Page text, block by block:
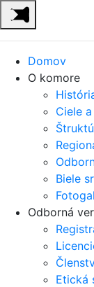
Domov
O komore
Ciele
Biele
Odborná
Etická